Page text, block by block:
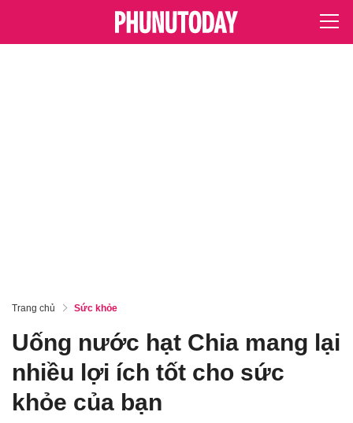
Trang chủ Sức khỏe
Uống nước hạt Chia mang lại
nhiều lợi ích tốt cho sức
khỏe của bạn